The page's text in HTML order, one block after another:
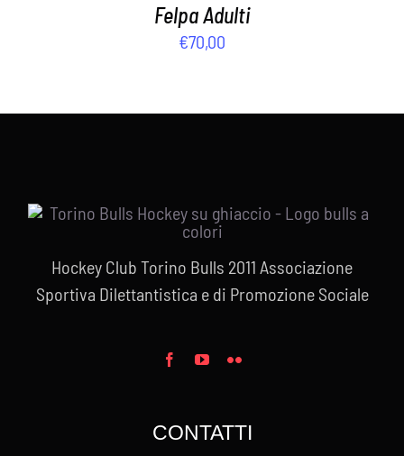
Felpa Adulti
€70,00
Hockey Club Torino Bulls 2011 Associazione
Sportiva Dilettantistica e di Promozione Sociale
CONTATTI